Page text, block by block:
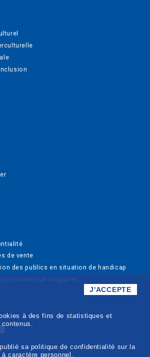
de vente
des publics en situation de handicap
aux stagiaires
à des fins de statistiques et
sa politique de confidentialité sur la
caractère personnel.
J'ACCEPTE